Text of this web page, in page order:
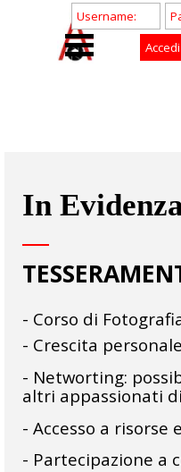
Vai ai contenuti
In
- Corso di
- Crescita
- Networting:
altri appassionati
- Accesso a risorse
- Partecipazione a